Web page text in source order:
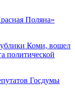
Поляна»
Коми, вошел
политической
Госдумы